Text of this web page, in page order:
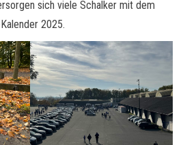
sich viele Schalker mit dem
2025.